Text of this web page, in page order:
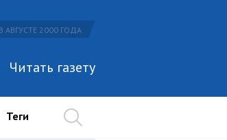
АВГУСТЕ 2000 ГОДА
Читать газету
Теги